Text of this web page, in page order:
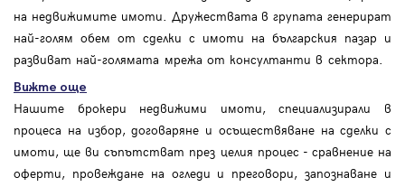
на недвижимите имоти. Дружествата в групата генерират
най-голям обем от сделки с имоти на българския пазар и
развиват най-голямата мрежа от консултанти в сектора.
Вижте още
Нашите брокери недвижими имоти, специализирали в
процеса на избор, договаряне и осъществяване на сделки с
имоти, ще ви съпътстват през целия процес - сравнение на
оферти, провеждане на огледи и преговори, запознаване и